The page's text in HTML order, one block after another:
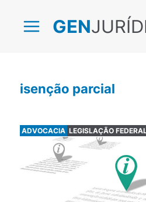
GEN
isenção parcial
ADVOCACIA LEGISLAÇÃO